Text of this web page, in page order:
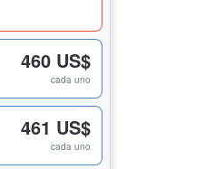
460 US$
cada uno
461 US$
cada uno